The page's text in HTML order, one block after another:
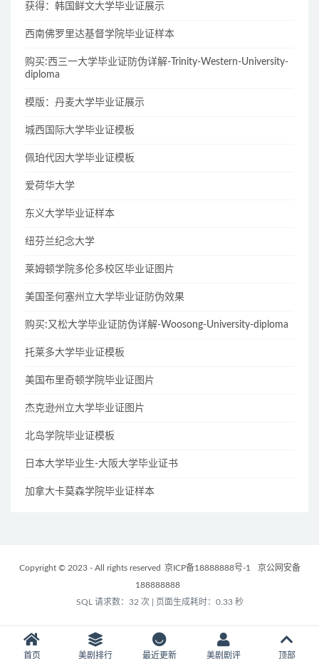
获得：韩国鲜文大学毕业证展示
西南佛罗里达基督学院毕业证样本
购买:西三一大学毕业证防伪详解-Trinity-Western-University-
diploma
模版：丹麦大学毕业证展示
城西国际大学毕业证模板
佩珀代因大学毕业证模板
爱荷华大学
东义大学毕业证样本
纽芬兰纪念大学
莱姆顿学院多伦多校区毕业证图片
美国圣何塞州立大学毕业证防伪效果
购买:又松大学毕业证防伪详解-Woosong-University-diploma
托莱多大学毕业证模板
美国布里奇顿学院毕业证图片
杰克逊州立大学毕业证图片
北岛学院毕业证模板
日本大学毕业生-大阪大学毕业证书
加拿大卡莫森学院毕业证样本
Copyright © 2023 - All rights reserved 京ICP备18888888号-1
京公网安备
188888888
SQL 请求数：32 次
页面生成耗时：0.33 秒
首页 美剧排行 最近更新 美剧剧评 顶部